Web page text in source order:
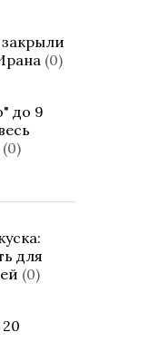
(0)
до 9
(0)
для
(0)